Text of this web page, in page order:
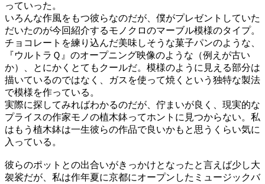
っていった。
いろんな作風をもつ彼らなのだが、僕がプレゼントしていた
だいたのが今回紹介するモノクロのマーブル模様のタイプ。
チョコレートを練り込んだ美味しそうな菓子パンのような、
『ウルトラＱ』のオープニング映像のような（例えが古い
か）、とにかくとてもクールだ。模様のように見える部分は
描いているのではなく、ガスを使って焼くという独特な製法
で模様を作っている。
実際に探してみればわかるのだが、佇まいが良く、現実的な
プライスの作家モノの植木鉢ってホントに見つからない。私
はもう植木鉢は一生彼らの作品で良いかもと思うくらい気に
入っている。
彼らのポットとの出合いがきっかけとなったと言えば少し大
袈裟だが、私は作年夏に京都にオープンしたミュージックバ